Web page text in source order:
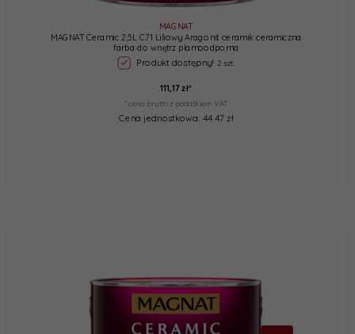
MAGNAT
MAGNAT Ceramic 2,5L C71 Liliowy Aragonit ceramik ceramiczna
farba do wnętrz plamoodporna
Produkt dostępny! 2 szt.
111,17 zł*
* cena brutto z podatkiem VAT
Cena jednostkowa: 44.47 zł